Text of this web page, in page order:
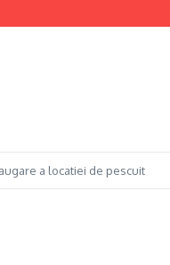
a locatiei de pescuit